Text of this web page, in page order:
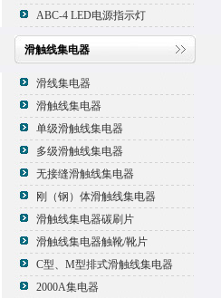
ABC-4 LED电源指示灯
滑触线集电器
滑线集电器
滑触线集电器
单级滑触线集电器
多级滑触线集电器
无接缝滑触线集电器
刚（钢）体滑触线集电器
滑触线集电器碳刷片
滑触线集电器触靴/靴片
C型、M型排式滑触线集电器
2000A集电器